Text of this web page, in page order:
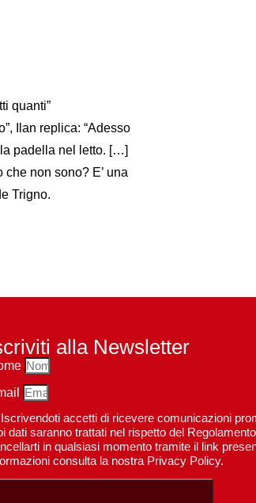
quanti”
Ilan replica: “Adesso
padella nel letto. […]
non sono? E’ una
Trigno.
alla Newsletter
Iscrivendoti accetti di ricevere comunicazioni
dati saranno trattati nel rispetto del
in qualsiasi momento tramite il link
consulta la nostra Privacy Policy.